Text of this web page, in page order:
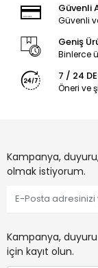
Güvenli
Güvenli
Geniş
Binlerce
7 / 24
Öneri ve
Kampanya,
olmak istiyorum.
Kampanya,
için kayıt olun.